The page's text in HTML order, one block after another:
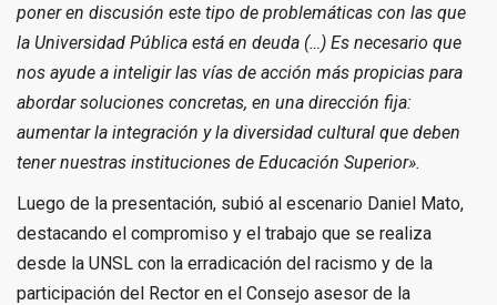
poner en discusión este tipo de problemáticas con las que
la Universidad Pública está en deuda (…) Es necesario que
nos ayude a inteligir las vías de acción más propicias para
abordar soluciones concretas, en una dirección fija:
aumentar la integración y la diversidad cultural que deben
tener nuestras instituciones de Educación Superior».
Luego de la presentación, subió al escenario Daniel Mato,
destacando el compromiso y el trabajo que se realiza
desde la UNSL con la erradicación del racismo y de la
participación del Rector en el Consejo asesor de la